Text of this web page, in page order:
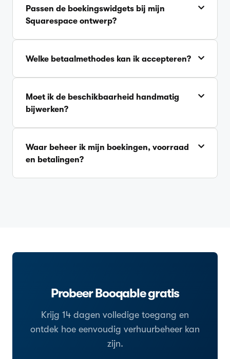
Passen de boekingswidgets bij mijn
Squarespace ontwerp?
Welke betaalmethodes kan ik accepteren?
Moet ik de beschikbaarheid handmatig
bijwerken?
Waar beheer ik mijn boekingen, voorraad
en betalingen?
Probeer Booqable gratis
Krijg 14 dagen volledige toegang en
ontdek hoe eenvoudig verhuurbeheer kan
zijn.